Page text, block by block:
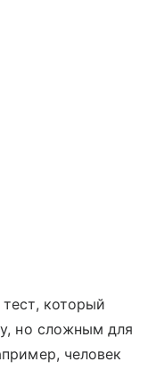
который
но сложным для
человек